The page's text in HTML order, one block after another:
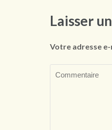
Laisser
Votre adresse e-